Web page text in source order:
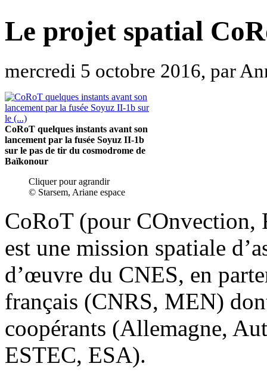
Le projet spatial
mercredi 5 octobre 2016, par
CoRoT quelques instants avant son
lancement par la fusée Soyuz II-1b
sur le pas de tir du cosmodrome de
Baïkonour
Cliquer pour agrandir
© Starsem, Ariane espace
CoRoT (pour COnvection,
est une mission spatiale
d’œuvre du CNES, en
français (CNRS, MEN)
coopérants (Allemagne,
ESTEC, ESA).